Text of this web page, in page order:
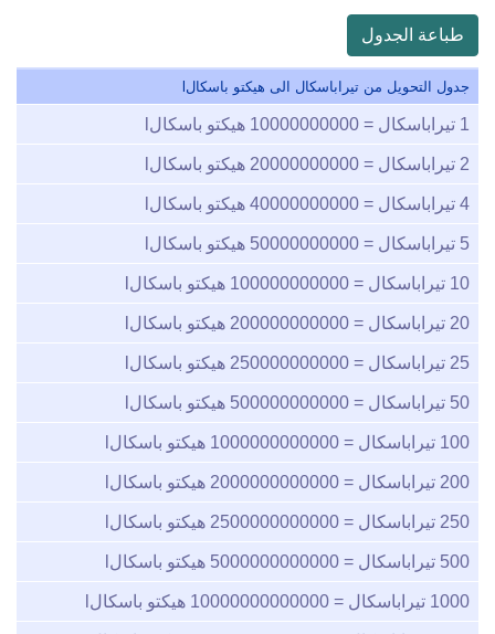
طباعة الجدول
جدول التحويل من تيراباسكال الى هيكتو باسكالl
1 تيراباسكال = 10000000000 هيكتو باسكالl
2 تيراباسكال = 20000000000 هيكتو باسكالl
4 تيراباسكال = 40000000000 هيكتو باسكالl
5 تيراباسكال = 50000000000 هيكتو باسكالl
10 تيراباسكال = 100000000000 هيكتو باسكالl
20 تيراباسكال = 200000000000 هيكتو باسكالl
25 تيراباسكال = 250000000000 هيكتو باسكالl
50 تيراباسكال = 500000000000 هيكتو باسكالl
100 تيراباسكال = 1000000000000 هيكتو باسكالl
200 تيراباسكال = 2000000000000 هيكتو باسكالl
250 تيراباسكال = 2500000000000 هيكتو باسكالl
500 تيراباسكال = 5000000000000 هيكتو باسكالl
1000 تيراباسكال = 10000000000000 هيكتو باسكالl